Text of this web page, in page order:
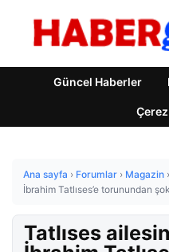
Güncel Haberler
Ana sayfa › Forumlar › Magazin ›
İbrahim Tatlıses’e torunundan
Tatlıses